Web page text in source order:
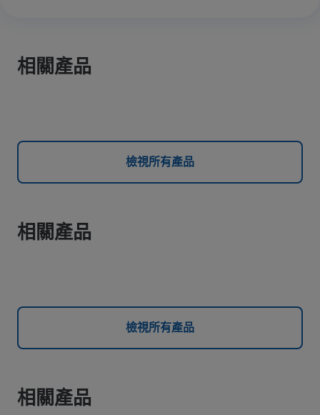
相關產品
檢視所有產品
相關產品
檢視所有產品
相關產品